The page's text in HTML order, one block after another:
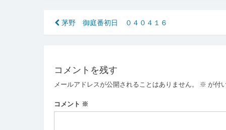
投
稿
ビ
ゲ
ー
茅野 御庭番初日 ０４０４１６
コメントを残す
メールアドレスが公開されることはありません。 ※ が付
コメント ※